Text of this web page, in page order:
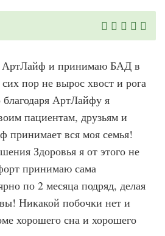
и принимаю БАД в
пор не вырос хвост и рога
благодаря АртЛайфу я
пациентам, друзьям и
принимает вся моя семья!
Здоровья я от этого не
принимаю сама
по 2 месяца подряд, делая
Никакой побочки нет и
хорошего сна и хорошего